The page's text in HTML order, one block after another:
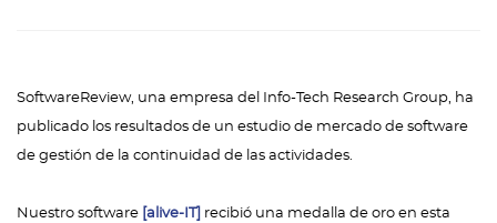
SoftwareReview, una empresa del Info-Tech Research Group, ha
publicado los resultados de un estudio de mercado de software
de gestión de la continuidad de las actividades.
Nuestro software [alive-IT]
recibió una medalla de oro en esta